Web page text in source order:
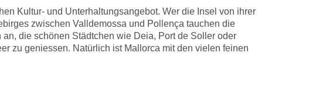
Kultur- und Unterhaltungsangebot. Wer die Insel von ihrer
zwischen Valldemossa und Pollença tauchen die
die schönen Städtchen wie Deia, Port de Soller oder
zu geniessen. Natürlich ist Mallorca mit den vielen feinen